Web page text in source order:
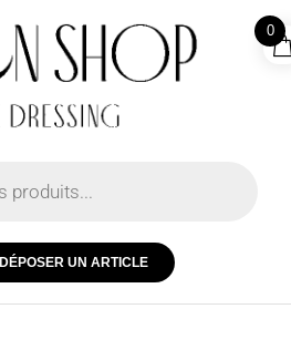
DÉPOSER UN ARTICLE
0